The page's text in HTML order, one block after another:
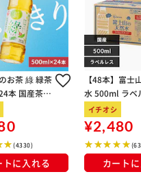
お茶 綠 緑茶
本 国産茶葉
(4330)
トに入れる
【48本】富士
水 500ml ラベ
イチオシ
¥2,480
カート